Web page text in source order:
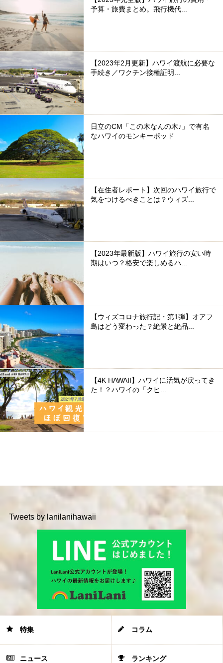
予算・旅費まとめ。飛行機代...
【2023年2月更新】ハワイ渡航に必要な
手続き／ワクチン接種証明...
日立のCM「この木なんの木♪」で有名
なハワイのモンキーポッド
【在住者レポート】次回のハワイ旅行で
気をつけるべきことは？ウィズ...
【2023年最新版】ハワイ旅行の安い時
期はいつ？格安で楽しめるハ...
【ウィズコロナ旅行記・第1弾】オアフ
島はどう変わった？絶景と絶品...
【4K HAWAII】ハワイに活気が戻ってき
た！？ハワイの「クヒ...
Tweets by lanilanihawaii
特集 コラム
ニュース ランキング